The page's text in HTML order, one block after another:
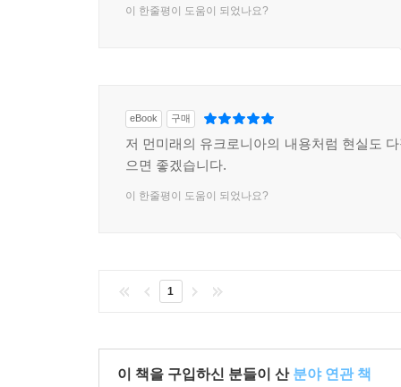
이 한줄평이 도움이 되었나요?
eBook 구매
저 먼미래의 유크로니아의 내용처럼 현실도
으면 좋겠습니다.
이 한줄평이 도움이 되었나요?
1
이 책을 구입하신 분들이 산 분야 연관 책